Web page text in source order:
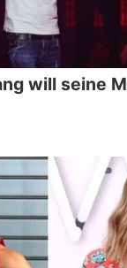
will seine